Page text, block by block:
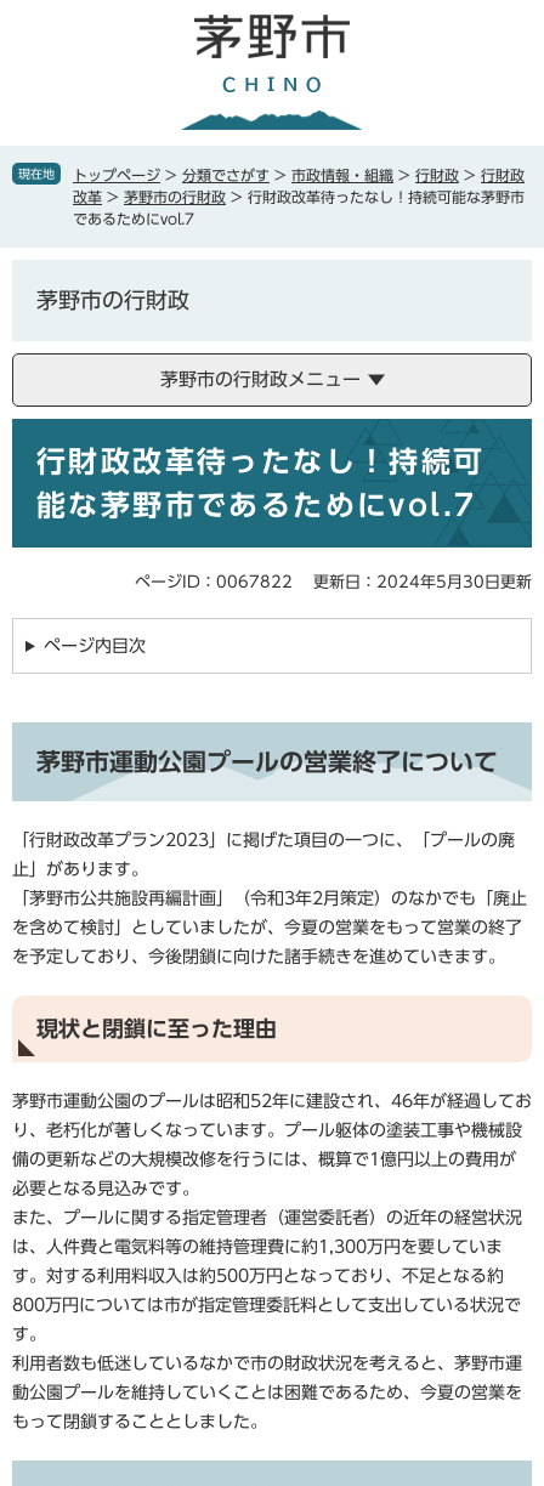
で
ば現在地 トップページ > 分類でさがす > 市政情報・組織 > 行財政 > 行財政
改革 > 茅野市の行財政 > 行財政改革待ったなし！持続可能な茅野市
であるためにvol.7
茅野市の行財政
茅野市の行財政メニュー
行財政改革待ったなし！持続可
能な茅野市であるためにvol.7
ページID：0067822 更新日：2024年5月30日更新
ページ内目次
茅野市運動公園プールの営業終了について
「行財政改革プラン2023」に掲げた項目の一つに、「プールの廃
止」があります。
「茅野市公共施設再編計画」（令和3年2月策定）のなかでも「廃止
を含めて検討」としていましたが、今夏の営業をもって営業の終了
を予定しており、今後閉鎖に向けた諸手続きを進めていきます。
現状と閉鎖に至った理由
茅野市運動公園のプールは昭和52年に建設され、46年が経過してお
り、老朽化が著しくなっています。プール躯体の塗装工事や機械設
備の更新などの大規模改修を行うには、概算で1億円以上の費用が
必要となる見込みです。
また、プールに関する指定管理者（運営委託者）の近年の経営状況
は、人件費と電気料等の維持管理費に約1,300万円を要していま
す。対する利用料収入は約500万円となっており、不足となる約
800万円については市が指定管理委託料として支出している状況で
す。
利用者数も低迷しているなかで市の財政状況を考えると、茅野市運
動公園プールを維持していくことは困難であるため、今夏の営業を
もって閉鎖することとしました。